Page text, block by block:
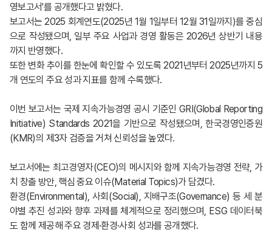
영보고서'를 공개했다고 밝혔다.
보고서는 2025 회계연도(2025년 1월 1일부터 12월 31일까지)를 중심
으로 작성됐으며, 일부 주요 사업과 경영 활동은 2026년 상반기 내용
까지 반영했다.
또한 변화 추이를 한눈에 확인할 수 있도록 2021년부터 2025년까지 5
개 연도의 주요 성과 지표를 함께 수록했다.
이번 보고서는 국제 지속가능경영 공시 기준인 GRI(Global Reporting
Initiative) Standards 2021을 기반으로 작성됐으며, 한국경영인증원
(KMR)의 제3자 검증을 거쳐 신뢰성을 높였다.
보고서에는 최고경영자(CEO)의 메시지와 함께 지속가능경영 전략, 가
치 창출 방안, 핵심 중요 이슈(Material Topics)가 담겼다.
환경(Environmental), 사회(Social), 지배구조(Governance) 등 세 분
야별 추진 성과와 향후 과제를 체계적으로 정리했으며, ESG 데이터북
도 함께 제공해 주요 경제·환경·사회 성과를 공개했다.